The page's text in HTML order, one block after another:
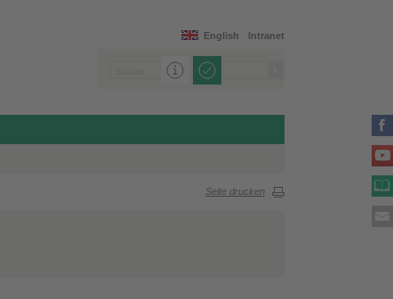
Intranet
English
Seite drucken